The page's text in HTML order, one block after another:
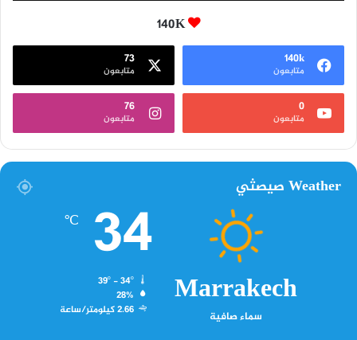
140K
140k
متابعون
73
متابعون
0
متابعون
76
متابعون
Weather صيصثي
Marrakech
سماء صافية
34
℃
28%
2.66 كيلومتر/ساعة